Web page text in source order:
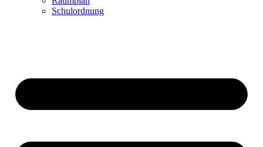
Schulordnung